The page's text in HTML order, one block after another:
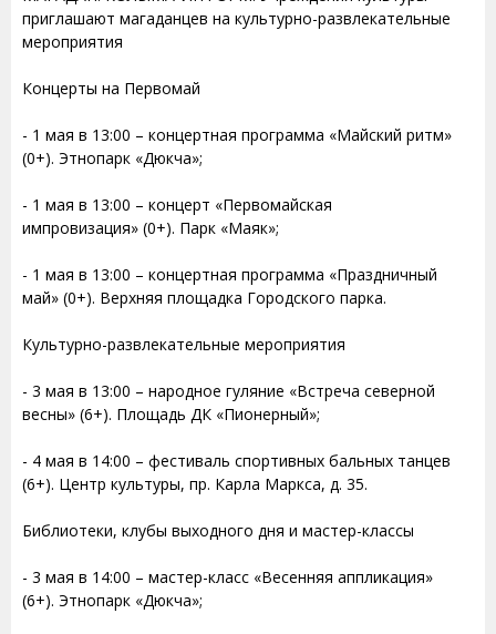
приглашают магаданцев на культурно-развлекательные
мероприятия
Концерты на Первомай
- 1 мая в 13:00 – концертная программа «Майский ритм»
(0+). Этнопарк «Дюкча»;
- 1 мая в 13:00 – концерт «Первомайская
импровизация» (0+). Парк «Маяк»;
- 1 мая в 13:00 – концертная программа «Праздничный
май» (0+). Верхняя площадка Городского парка.
Культурно-развлекательные мероприятия
- 3 мая в 13:00 – народное гуляние «Встреча северной
весны» (6+). Площадь ДК «Пионерный»;
- 4 мая в 14:00 – фестиваль спортивных бальных танцев
(6+). Центр культуры, пр. Карла Маркса, д. 35.
Библиотеки, клубы выходного дня и мастер-классы
- 3 мая в 14:00 – мастер-класс «Весенняя аппликация»
(6+). Этнопарк «Дюкча»;